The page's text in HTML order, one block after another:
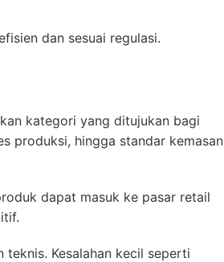
dan sesuai regulasi.
kategori yang ditujukan bagi
produksi, hingga standar kemasan
dapat masuk ke pasar retail
Kesalahan kecil seperti